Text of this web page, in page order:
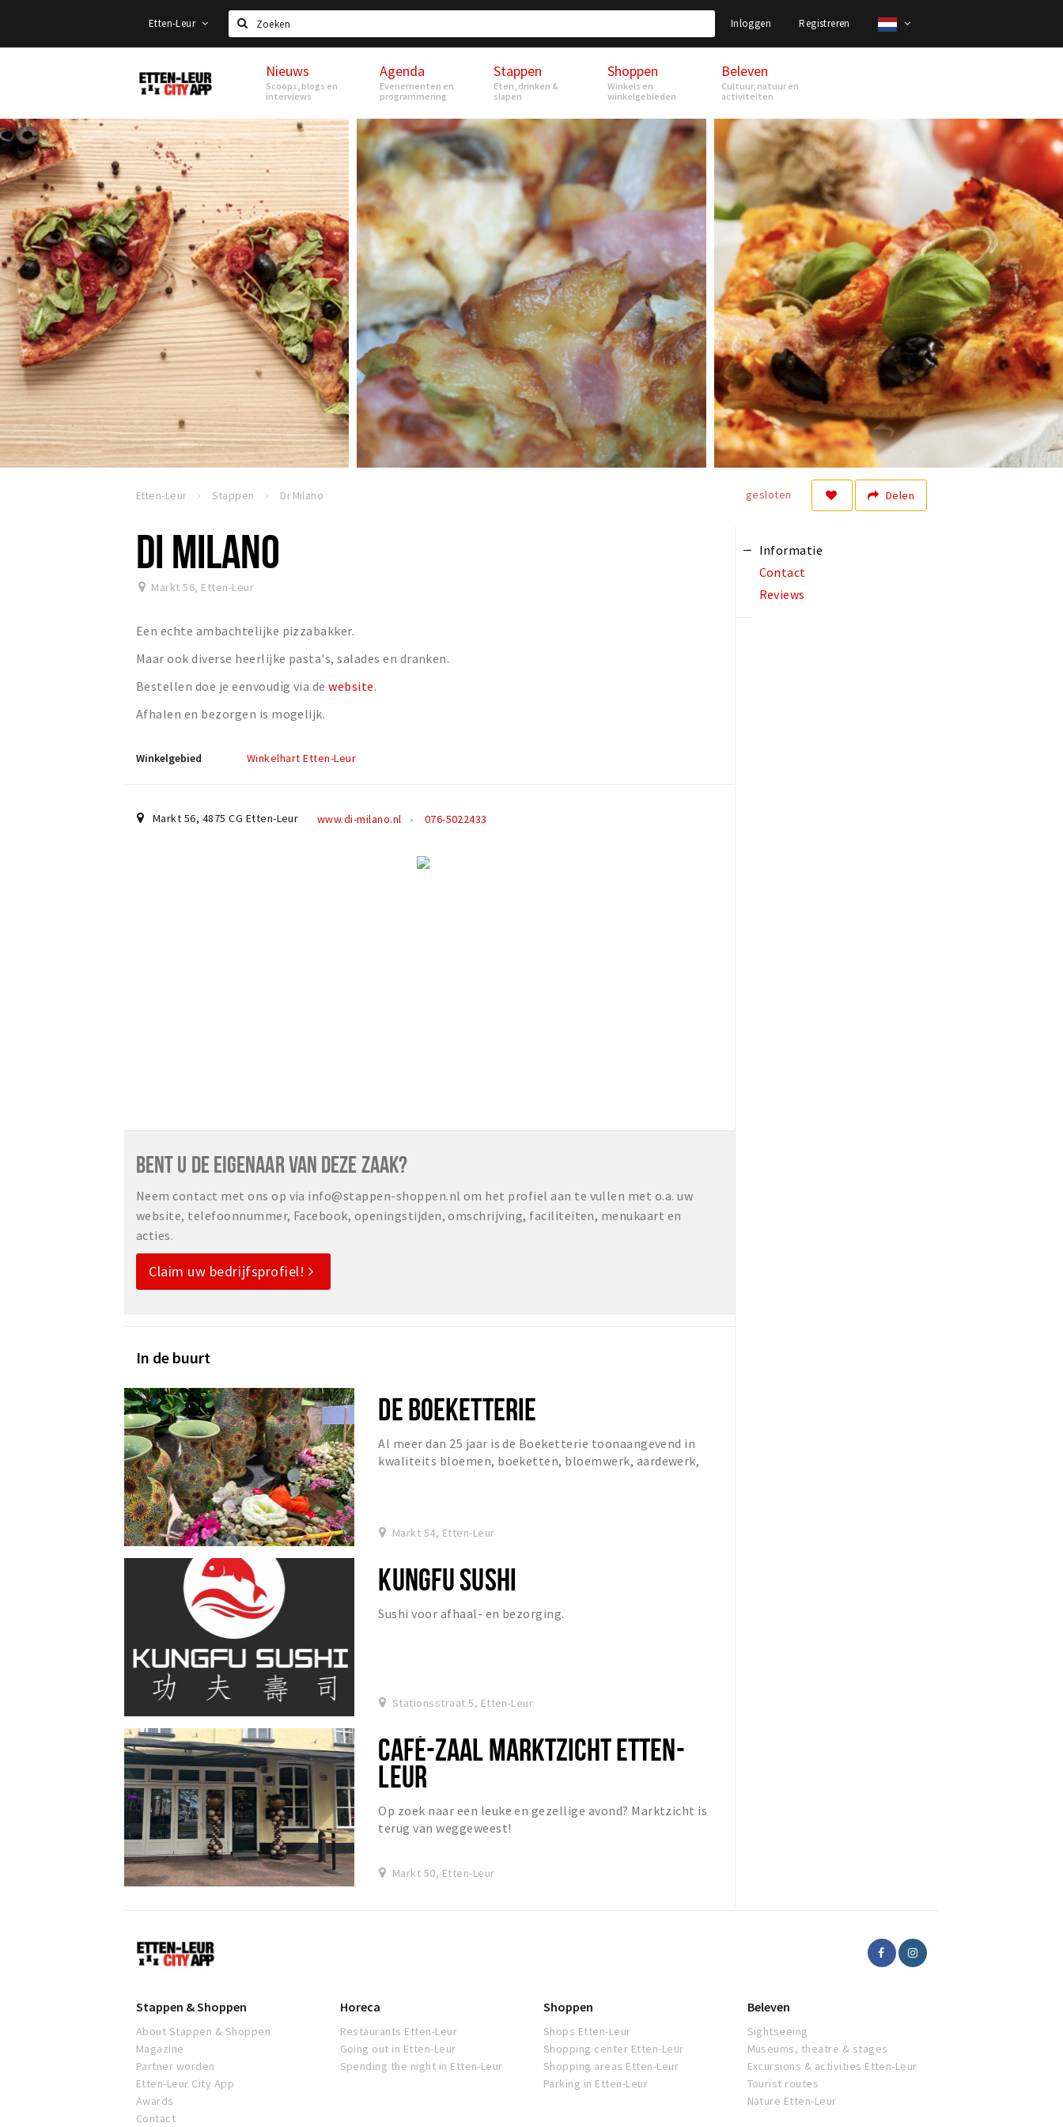
Etten-Leur
Zoeken
Inloggen Registreren
Etten-
Leur
Nieuws
Scoops, blogs en
interviews
Agenda
Evenementen en
programmering
Stappen
Eten, drinken &
slapen
Shoppen
Winkels en
winkelgebieden
Beleven
Cultuur, natuur en
activiteiten
Etten-Leur Stappen Di Milano Delen
gesloten
DI MILANO
Markt 56, Etten-Leur
Een echte ambachtelijke pizzabakker.
Maar ook diverse heerlijke pasta's, salades en dranken.
Bestellen doe je eenvoudig via dewebsite.
Afhalen en bezorgen is mogelijk.
Winkelgebied Winkelhart Etten-Leur
Markt 56, 4875 CG Etten-Leur www.di-milano.nl 076-5022433
BENT U DE EIGENAAR VAN DEZE ZAAK?
Neem contact met ons op via info@stappen-shoppen.nl om het profiel aan te vullen met o.a. uw
website, telefoonnummer, Facebook, openingstijden, omschrijving, faciliteiten, menukaart en
acties.
Claim uw bedrijfsprofiel!
In de buurt
DE BOEKETTERIE
Al meer dan 25 jaar is de Boeketterie toonaangevend in
kwaliteits bloemen, boeketten, bloemwerk, aardewerk,
Markt 54, Etten-Leur
KUNGFU SUSHI
Sushi voor afhaal- en bezorging.
Stationsstraat 5, Etten-Leur
CAFÉ-ZAAL MARKTZICHT ETTEN-
LEUR
Op zoek naar een leuke en gezellige avond? Marktzicht is
terug van weggeweest!
Markt 50, Etten-Leur
Informatie
Contact
Reviews
Etten-
Leur
Stappen & Shoppen
About Stappen & Shoppen
Magazine
Partner worden
Etten-Leur City App
Awards
Contact
Horeca
Restaurants Etten-Leur
Going out in Etten-Leur
Spending the night in Etten-Leur
Shoppen
Shops Etten-Leur
Shopping center Etten-Leur
Shopping areas Etten-Leur
Parking in Etten-Leur
Beleven
Sightseeing
Museums, theatre & stages
Excursions & activities Etten-Leur
Tourist routes
Nature Etten-Leur